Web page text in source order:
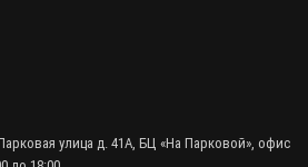
улица д. 41А, БЦ «На Парковой», офис